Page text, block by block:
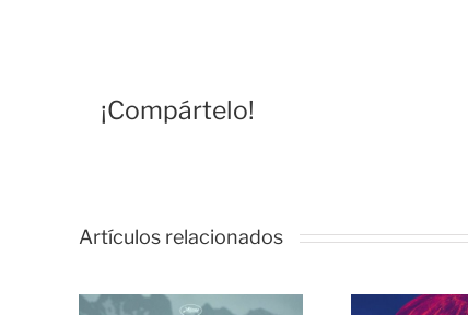
¡Compártelo!
Artículos relacionados